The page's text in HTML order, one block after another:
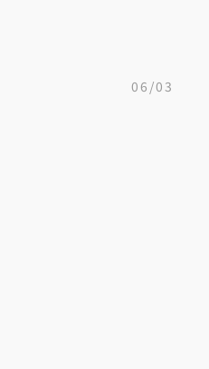
06/03